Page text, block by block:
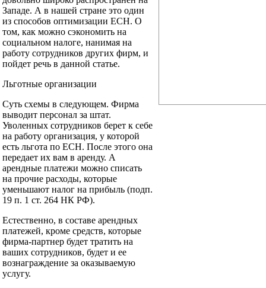
Западе. А в нашей стране это один
из способов оптимизации ЕСН. О
том, как можно сэкономить на
социальном налоге, нанимая на
работу сотрудников других фирм, и
пойдет речь в данной статье.
Льготные организации
Суть схемы в следующем. Фирма
выводит персонал за штат.
Уволенных сотрудников берет к себе
на работу организация, у которой
есть льгота по ЕСН. После этого она
передает их вам в аренду. А
арендные платежи можно списать
на прочие расходы, которые
уменьшают налог на прибыль (подп.
19 п. 1 ст. 264 НК РФ).
Естественно, в составе арендных
платежей, кроме средств, которые
фирма-партнер будет тратить на
ваших сотрудников, будет и ее
вознаграждение за оказываемую
услугу.